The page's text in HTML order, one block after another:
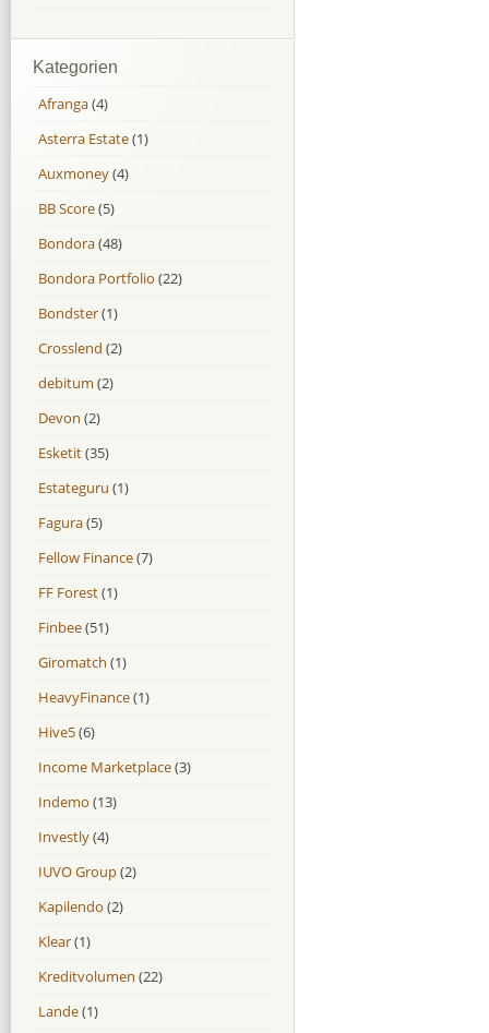
Kategorien
Afranga(4)
Asterra Estate(1)
Auxmoney(4)
BB Score(5)
Bondora(48)
Bondora Portfolio (22)
Bondster(1)
Crosslend (2)
debitum (2)
Devon (2)
Esketit(35)
Estateguru (1)
Fagura(5)
Fellow Finance(7)
FF Forest(1)
Finbee(51)
Giromatch (1)
HeavyFinance(1)
Hive5(6)
Income Marketplace(3)
Indemo (13)
Investly(4)
IUVO Group(2)
Kapilendo (2)
Klear(1)
Kreditvolumen (22)
Lande(1)